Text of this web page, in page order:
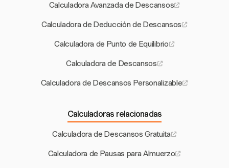
Calculadora Avanzada de Descansos
Calculadora de Deducción de Descansos
Calculadora de Punto de Equilibrio
Calculadora de Descansos
Calculadora de Descansos Personalizable
Calculadoras relacionadas
Calculadora de Descansos Gratuita
Calculadora de Pausas para Almuerzo